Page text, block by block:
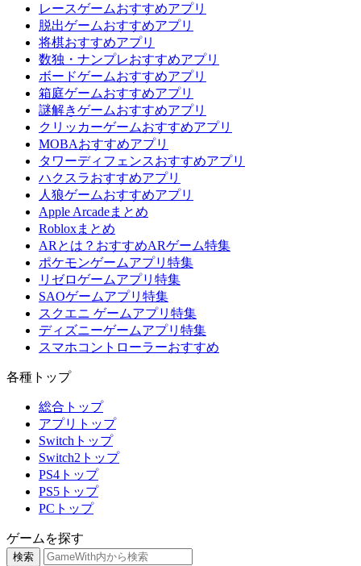
レースゲームおすすめアプリ
脱出ゲームおすすめアプリ
将棋おすすめアプリ
数独・ナンプレおすすめアプリ
ボードゲームおすすめアプリ
箱庭ゲームおすすめアプリ
謎解きゲームおすすめアプリ
クリッカーゲームおすすめアプリ
MOBAおすすめアプリ
タワーディフェンスおすすめアプリ
ハクスラおすすめアプリ
人狼ゲームおすすめアプリ
Apple Arcadeまとめ
Robloxまとめ
ARとは？おすすめARゲーム特集
ポケモンゲームアプリ特集
リゼロゲームアプリ特集
SAOゲームアプリ特集
スクエニ ゲームアプリ特集
ディズニーゲームアプリ特集
スマホコントローラーおすすめ
各種トップ
総合トップ
アプリトップ
Switchトップ
Switch2トップ
PS4トップ
PS5トップ
PCトップ
ゲームを探す
検索